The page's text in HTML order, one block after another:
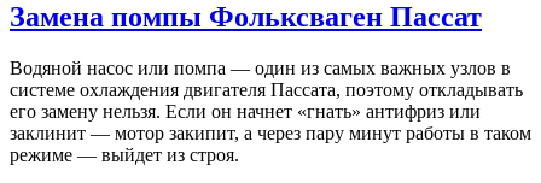
Замена помпы Фольксваген Пассат
Водяной насос или помпа — один из самых важных узлов в
системе охлаждения двигателя Пассата, поэтому откладывать
его замену нельзя. Если он начнет «гнать» антифриз или
заклинит — мотор закипит, а через пару минут работы в таком
режиме — выйдет из строя.